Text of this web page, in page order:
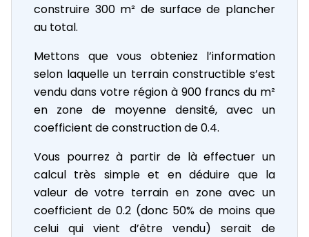
construire 300 m² de surface de plancher
au total.
Mettons que vous obteniez l’information
selon laquelle un terrain constructible s’est
vendu dans votre région à 900 francs du m²
en zone de moyenne densité, avec un
coefficient de construction de 0.4.
Vous pourrez à partir de là effectuer un
calcul très simple et en déduire que la
valeur de votre terrain en zone avec un
coefficient de 0.2 (donc 50% de moins que
celui qui vient d’être vendu) serait de